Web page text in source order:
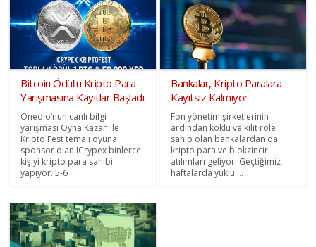
Bitcoin Ödüllü Kripto Para
Yarışmasına Kayıtlar Başladı
Onedio’nun canlı bilgi
yarışması Oyna Kazan ile
Kripto Fest temalı oyuna
sponsor olan ICrypex binlerce
kişiyi kripto para sahibi
yapıyor. 5-6 ...
Bankalar, Kripto Paralara
Kayıtsız Kalmıyor
Fon yönetim şirketlerinin
ardından köklü ve kilit role
sahip olan bankalardan da
kripto para ve blokzincir
atılımları geliyor. Geçtiğimiz
haftalarda yüklü ...